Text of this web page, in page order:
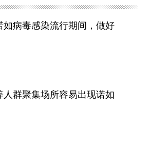
病毒感染流行期间，做好
群聚集场所容易出现诺如